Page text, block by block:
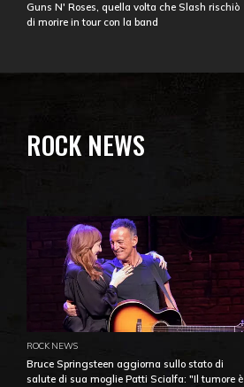
Guns N' Roses, quella volta che Slash rischiò
di morire in tour con la band
ROCK NEWS
ROCK NEWS
Bruce Springsteen aggiorna sullo stato di
salute di sua moglie Patti Scialfa: "Il tumore è